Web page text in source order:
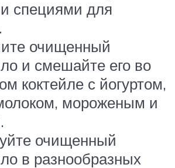
специями для
очищенный
и смешайте его во
коктейле с йогуртом,
мороженым и
очищенный
в разнообразных